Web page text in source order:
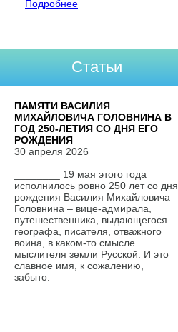
Подробнее
Статьи
ПАМЯТИ ВАСИЛИЯ
МИХАЙЛОВИЧА ГОЛОВНИНА В
ГОД 250-ЛЕТИЯ СО ДНЯ ЕГО
РОЖДЕНИЯ
30 апреля 2026
________ 19 мая этого года
исполнилось ровно 250 лет со дня
рождения Василия Михайловича
Головнина – вице-адмирала,
путешественника, выдающегося
географа, писателя, отважного
воина, в каком-то смысле
мыслителя земли Русской. И это
славное имя, к сожалению,
забыто.